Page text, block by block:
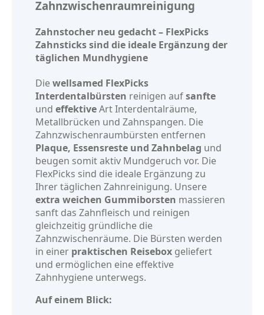
Zahnzwischenraumreinigung
Zahnstocher neu gedacht – FlexPicks
Zahnsticks sind die ideale Ergänzung der
täglichen Mundhygiene
Diewellsamed FlexPicks
Interdentalbürsten reinigen aufsanfte
und effektiveArt Interdentalräume,
Metallbrücken und Zahnspangen. Die
Zahnzwischenraumbürsten entfernen
Plaque, Essensreste und Zahnbelag und
beugen somit aktiv Mundgeruch vor. Die
FlexPicks sind die ideale Ergänzung zu
Ihrer täglichen Zahnreinigung. Unsere
extra weichen Gummiborsten massieren
sanft das Zahnfleisch und reinigen
gleichzeitig gründliche die
Zahnzwischenräume. Die Bürsten werden
in einer praktischen Reisebox geliefert
und ermöglichen eine effektive
Zahnhygiene unterwegs.
Auf einem Blick: